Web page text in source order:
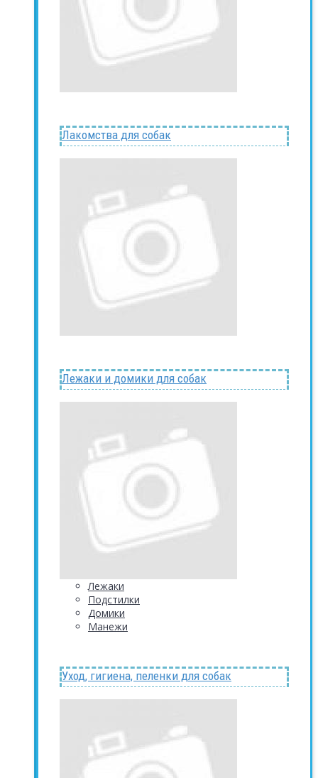
Лакомства для собак
Лежаки и домики для собак
Лежаки
Подстилки
Домики
Манежи
Уход, гигиена, пеленки для собак